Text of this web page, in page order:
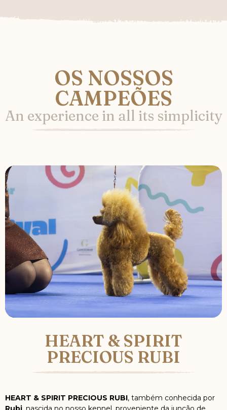
OS NOSSOS
CAMPEÕES
An experience in all its simplicity
HEART & SPIRIT
PRECIOUS RUBI
HEART & SPIRIT PRECIOUS RUBI, também conhecida por